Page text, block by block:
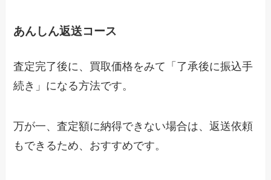
あんしん返送コース
査定完了後に、買取価格をみて「了承後に振込手
続き」になる方法です。
万が一、査定額に納得できない場合は、返送依頼
もできるため、おすすめです。